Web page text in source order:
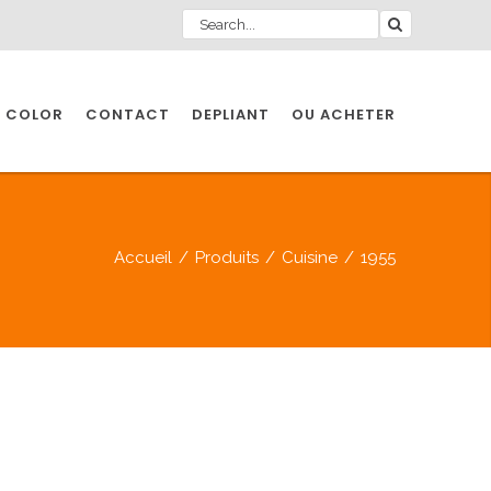
COLOR CONTACT DEPLIANT OU ACHETER
Accueil / Produits / Cuisine / 1955